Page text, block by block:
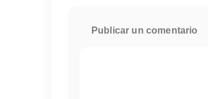
Publicar un comentario